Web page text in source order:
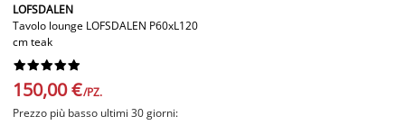
LOFSDALEN
Tavolo lounge LOFSDALEN P60xL120
cm teak






150,00 €/PZ.
Prezzo più basso ultimi 30 giorni: